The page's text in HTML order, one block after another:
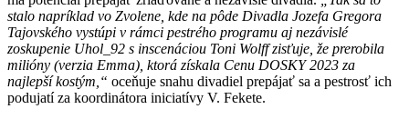
stalo napríklad vo Zvolene, kde na pôde Divadla Jozefa Gregora
Tajovského vystúpi v rámci pestrého programu aj nezávislé
zoskupenie Uhol_92 s inscenáciou Toni Wolff zisťuje, že prerobila
milióny (verzia Emma), ktorá získala Cenu DOSKY 2023 za
najlepší kostým,“ oceňuje snahu divadiel prepájať sa a pestrosť ich
podujatí za koordinátora iniciatívy V. Fekete.